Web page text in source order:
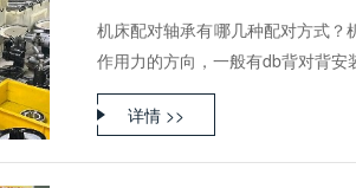
机床配对轴承有哪几种配对方式？
作用力的方向，一般有db背对背安
详情 >>